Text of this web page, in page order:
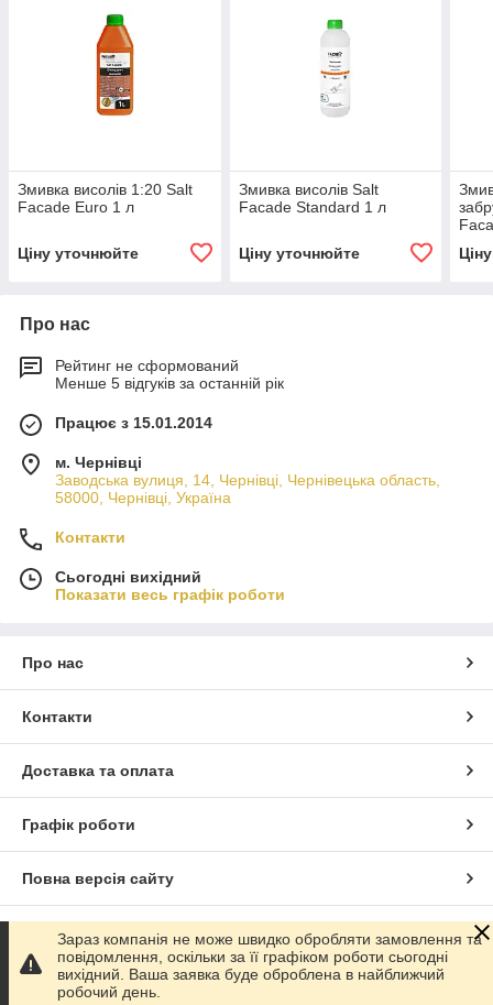
Змивка висолів 1:20 Salt
Facade Euro 1 л
Ціну уточнюйте
Змивка висолів Salt
Facade Standard 1 л
Ціну уточнюйте
Про нас
Рейтинг не сформований
Менше 5 відгуків за останній рік
Працює з 15.01.2014
м. Чернівці
Заводська вулиця, 14, Чернівці, Чернівецька область,
58000, Чернівці, Україна
Контакти
Сьогодні вихідний
Показати весь графік роботи
Про нас
Контакти
Доставка та оплата
Графік роботи
Повна версія сайту
Сайт створено на маркетплейсіProm.ua
Політика конфіденційності
Зараз компанія не може швидко обробляти замовлення та
повідомлення, оскільки за її графіком роботи сьогодні
вихідний. Ваша заявка буде оброблена в найближчий
робочий день.